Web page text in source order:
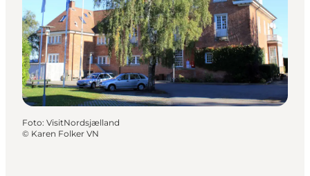
Områder
Planlæg din tur
CopenPay
Copenhagen Card
Foto: VisitNordsjælland
© Karen Folker VN